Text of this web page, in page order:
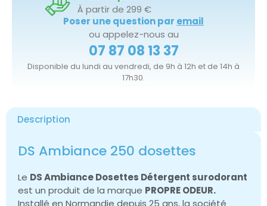
À partir de 299 €
Poser une question par email
ou appelez-nous au
07 87 08 13 37
Disponible du lundi au vendredi, de 9h à 12h et de 14h à
17h30.
Description
DS Ambiance 250 dosettes
Le DS Ambiance Dosettes Détergent surodorant
est un produit de la marque PROPRE ODEUR.
Installé en Normandie depuis 25 ans, la société